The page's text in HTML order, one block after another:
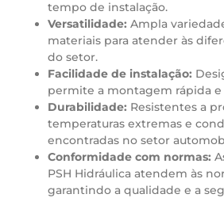
tempo de instalação.
Versatilidade: Ampla
materiais para atender às
do setor.
Facilidade de instalação:
permite a montagem rápida
Durabilidade: Resistentes a
temperaturas extremas e
encontradas no setor
Conformidade com normas:
PSH Hidráulica atendem às
garantindo a qualidade e a